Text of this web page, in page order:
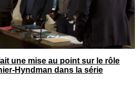
une mise au point sur le rôle
Hyndman dans la série